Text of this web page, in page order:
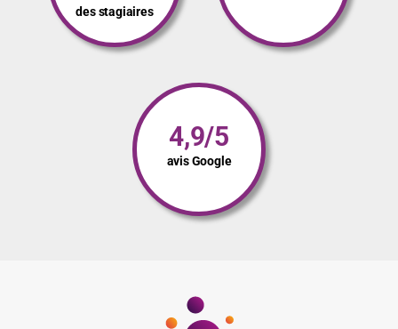
des stagiaires
4,9/5
avis Google